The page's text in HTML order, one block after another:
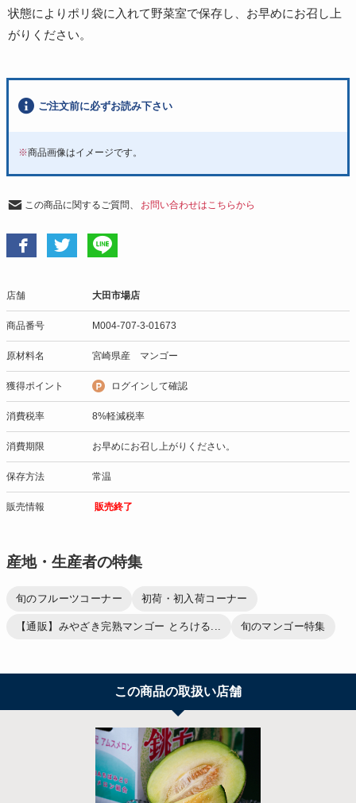
状態によりポリ袋に入れて野菜室で保存し、お早めにお召し上
がりください。
ご注文前に必ずお読み下さい
※商品画像はイメージです。
この商品に関するご質問、 お問い合わせはこちらから
店舗 大田市場店
商品番号 M004-707-3-01673
原材料名 宮崎県産 マンゴー
獲得ポイント ログインして確認
消費税率 8%軽減税率
消費期限 お早めにお召し上がりください。
保存方法 常温
販売情報 販売終了
産地・生産者の特集
旬のフルーツコーナー 初荷・初入荷コーナー
【通販】みやざき完熟マンゴー とろける... 旬のマンゴー特集
この商品の取扱い店舗